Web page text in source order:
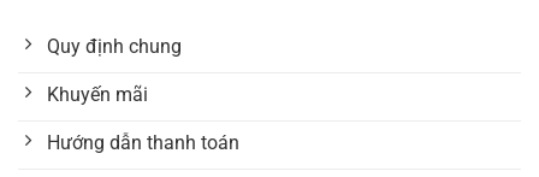
Quy định chung
Khuyến mãi
Hướng dẫn thanh toán